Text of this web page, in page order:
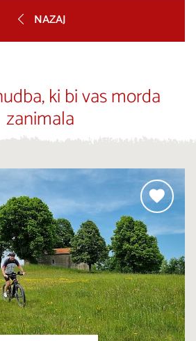
NAZAJ
ki bi vas morda
zanimala